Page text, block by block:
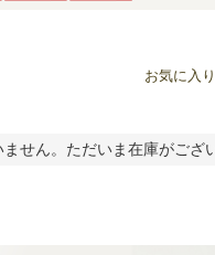
お気に入
せん。ただいま在庫がござ